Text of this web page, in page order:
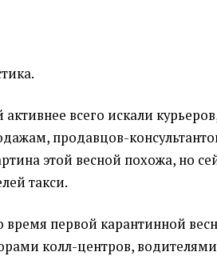
всего искали
продавцов-
этой весной похожа, но
такси.
время первой карантинной
колл-центров,